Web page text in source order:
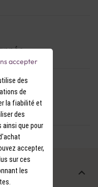
des
de
la fiabilité et
des
que pour
accepter,
sur ces
les
accepter